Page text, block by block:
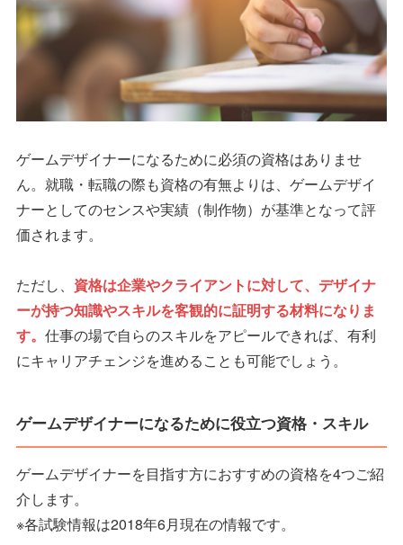
ゲームデザイナーになるために必須の資格はありませ
ん。就職・転職の際も資格の有無よりは、ゲームデザイ
ナーとしてのセンスや実績（制作物）が基準となって評
価されます。
ただし、 資格は企業やクライアントに対して、デザイナ
ーが持つ知識やスキルを客観的に証明する材料になりま
す。 仕事の場で自らのスキルをアピールできれば、有利
にキャリアチェンジを進めることも可能でしょう。
ゲームデザイナーになるために役立つ資格・スキル
ゲームデザイナーを目指す方におすすめの資格を4つご紹
介します。
※各試験情報は2018年6月現在の情報です。